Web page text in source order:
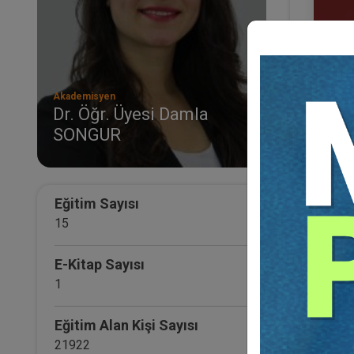
Akademisyen
Dr. Öğr. Üyesi Damla
SONGUR
Eğitim Sayısı
15
E-Kitap Sayısı
1
Eğitim Alan Kişi Sayısı
21922
TL